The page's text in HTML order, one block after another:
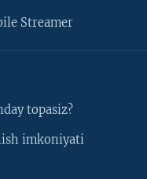
Streamer
topasiz?
imkoniyati